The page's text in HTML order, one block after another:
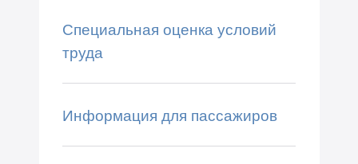
Специальная оценка условий
труда
Информация для пассажиров